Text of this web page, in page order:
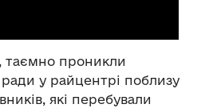
таємно проникли
у райцентрі поблизу
які перебували